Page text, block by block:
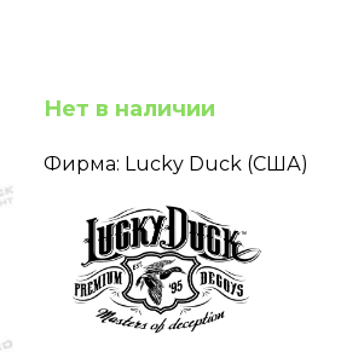
Нет в наличии
Фирма: Lucky Duck (США)